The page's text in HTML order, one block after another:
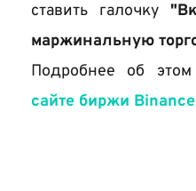
ставить галочку
маржинальную
Подробнее об
сайте биржи Binance